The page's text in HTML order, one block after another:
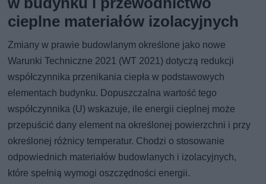
cieplne materiałów izolacyjnych
Zmiany w prawie budowlanym określone jako nowe
Warunki Techniczne 2021 (WT 2021) dotyczą redukcji
współczynnika przenikania ciepła w podstawowych
elementach budynku. Dopuszczalna wartość tego
współczynnika (U) wskazuje, ile energii cieplnej może
przepuścić dany element na określonej powierzchni i przy
określonej różnicy temperatur. Chodzi o stosowanie
odpowiednich materiałów budowlanych i izolacyjnych,
które spełnią wymogi oszczędności energii.